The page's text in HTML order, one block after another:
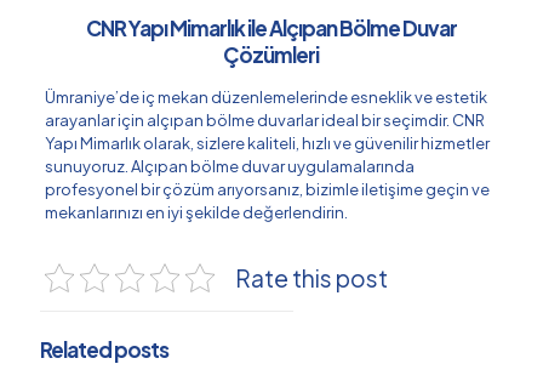
CNR Yapı Mimarlık ile Alçıpan Bölme Duvar
Çözümleri
Ümraniye’de iç mekan düzenlemelerinde esneklik ve estetik
arayanlar için alçıpan bölme duvarlar ideal bir seçimdir. CNR
Yapı Mimarlık olarak, sizlere kaliteli, hızlı ve güvenilir hizmetler
sunuyoruz. Alçıpan bölme duvar uygulamalarında
profesyonel bir çözüm arıyorsanız, bizimle iletişime geçin ve
mekanlarınızı en iyi şekilde değerlendirin.
Rate this post
Related posts